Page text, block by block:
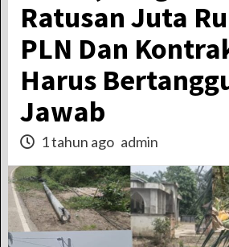
Ratusan Juta
PLN Dan
Harus
Jawab
1 tahun ago admin